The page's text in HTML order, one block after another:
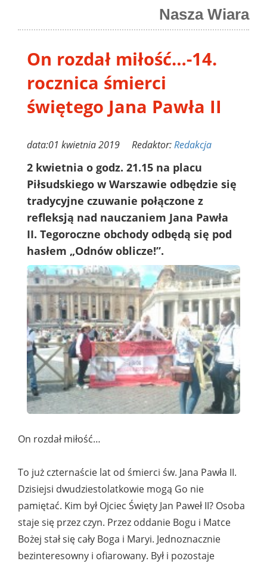
Nasza Wiara
On rozdał miłość…-14.
rocznica śmierci
świętego Jana Pawła II
data:01 kwietnia 2019 Redaktor:Redakcja
2 kwietnia o godz. 21.15 na placu
Piłsudskiego w Warszawie odbędzie się
tradycyjne czuwanie połączone z
refleksją nad nauczaniem Jana Pawła
II. Tegoroczne obchody odbędą się pod
hasłem „Odnów oblicze!”.
On rozdał miłość…
To już czternaście lat od śmierci św. Jana Pawła II.
Dzisiejsi dwudziestolatkowie mogą Go nie
pamiętać. Kim był Ojciec Święty Jan Paweł II? Osoba
staje się przez czyn. Przez oddanie Bogu i Matce
Bożej stał się cały Boga i Maryi. Jednoznacznie
bezinteresowny i ofiarowany. Był i pozostaje